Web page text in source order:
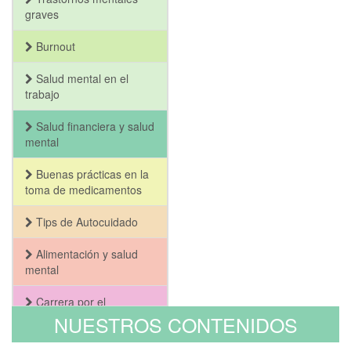
graves
Burnout
Salud mental en el
trabajo
Salud financiera y salud
mental
Buenas prácticas en la
toma de medicamentos
Tips de Autocuidado
Alimentación y salud
mental
Carrera por el
Bienestar y la Salud
MentalNUESTROS CONTENIDOS